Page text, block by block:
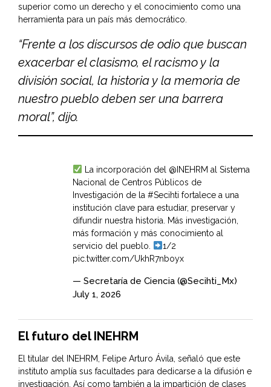
superior como un derecho y el conocimiento como una
herramienta para un país más democrático.
“Frente a los discursos de odio que buscan
exacerbar el clasismo, el racismo y la
división social, la historia y la memoria de
nuestro pueblo deben ser una barrera
moral”, dijo.
La incorporación del @INEHRM al Sistema
Nacional de Centros Públicos de
Investigación de la #Secihti fortalece a una
institución clave para estudiar, preservar y
difundir nuestra historia. Más investigación,
más formación y más conocimiento al
servicio del pueblo.
1/2
pic.twitter.com/UkhR7nboyx
— Secretaría de Ciencia (@Secihti_Mx)
July 1, 2026
El futuro del INEHRM
El titular del INEHRM, Felipe Arturo Ávila, señaló que este
instituto amplía sus facultades para dedicarse a la difusión e
investigación. Así como también a la impartición de clases